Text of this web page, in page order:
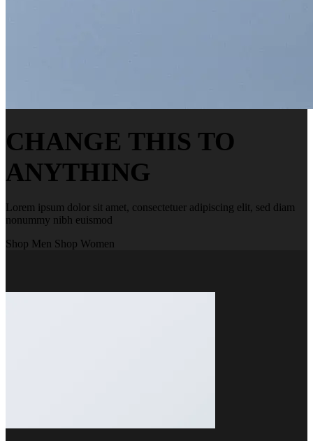
CHANGE THIS TO
ANYTHING
Lorem ipsum dolor sit amet, consectetuer adipiscing elit, sed diam
nonummy nibh euismod
Shop Men Shop Women